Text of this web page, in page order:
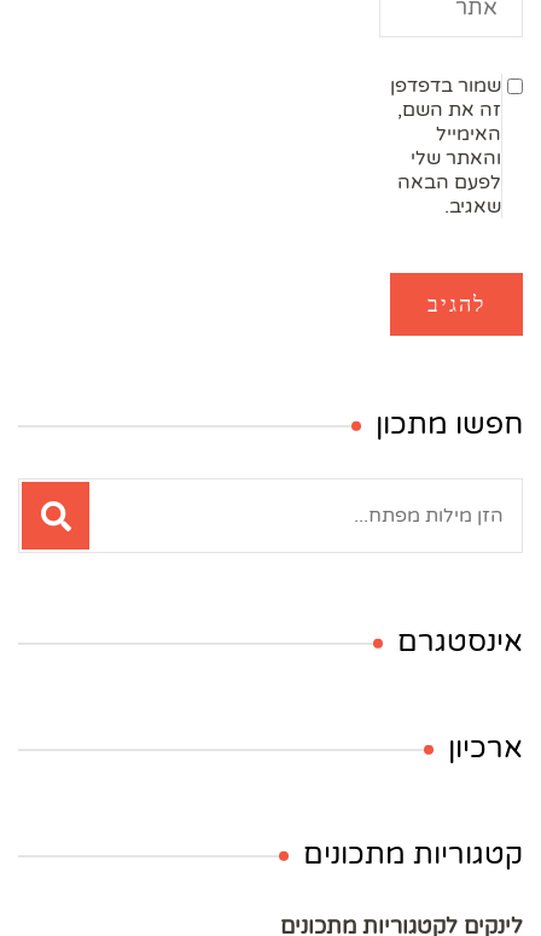
שמור בדפדפן
זה את השם,
האימייל
והאתר שלי
לפעם הבאה
שאגיב.
חפשו מתכון
אינסטגרם
ארכיון
קטגוריות מתכונים
לינקים לקטגוריות מתכונים